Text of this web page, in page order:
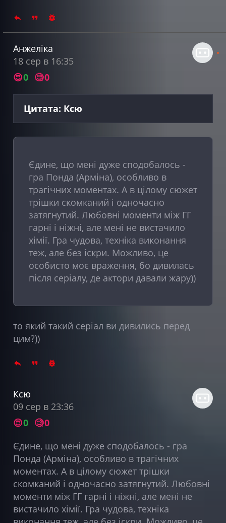
Анжеліка
18 сер в 16:35
😍0 🧐0
Цитата: Ксю
Єдине, що мені дуже сподобалось -
гра Понда (Арміна), особливо в
трагічних моментах. А в цілому сюжет
трішки скомканий і одночасно
затягнутий. Любовні моменти між ГГ
гарні і ніжні, але мені не вистачило
хімії. Гра чудова, техніка виконання
теж, але без іскри. Можливо, це
особисто моє враження, бо дивилась
після серіалу, де актори давали жару))
то який такий серіал ви дивились перед
цим?))
Ксю
09 сер в 23:36
😍0 🧐0
Єдине, що мені дуже сподобалось - гра
Понда (Арміна), особливо в трагічних
моментах. А в цілому сюжет трішки
скомканий і одночасно затягнутий. Любовні
моменти між ГГ гарні і ніжні, але мені не
вистачило хімії. Гра чудова, техніка